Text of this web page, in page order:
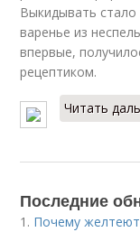
Выкидывать
варенье из
впервые,
рецептиком.
Читать
Последние
1. Почему желтеют